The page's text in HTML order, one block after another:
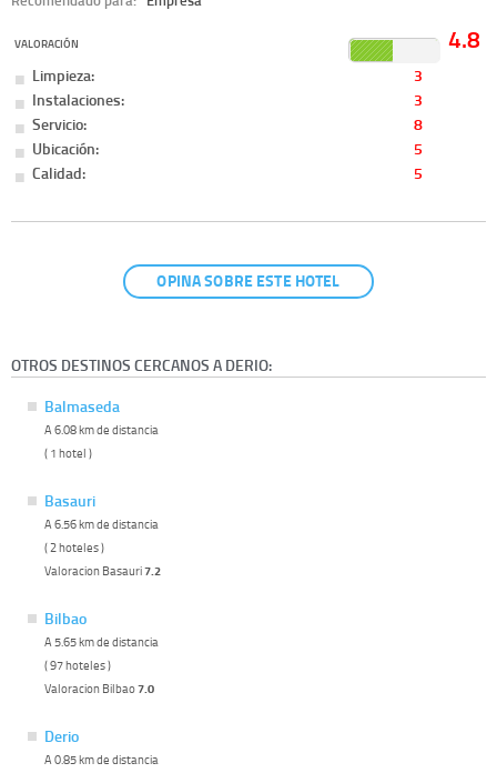
VALORACIÓN 4.8
Limpieza:
3
Instalaciones:
3
Servicio:
8
Ubicación:
5
Calidad:
5
OPINA SOBRE ESTE HOTEL
OTROS DESTINOS CERCANOS A DERIO:
Balmaseda
A 6.08 km de distancia
( 1 hotel )
Basauri
A 6.56 km de distancia
( 2 hoteles )
Valoracion Basauri7.2
Bilbao
A 5.65 km de distancia
( 97 hoteles )
Valoracion Bilbao7.0
Derio
A 0.85 km de distancia